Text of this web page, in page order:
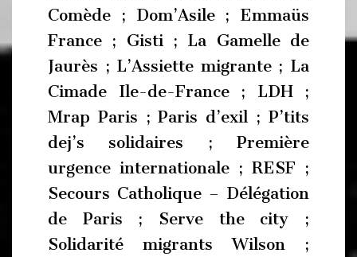
Comède ; Dom’Asile ; Emmaüs
France ; Gisti ; La Gamelle de
Jaurès ; L’Assiette migrante ; La
Cimade Ile-de-France ; LDH ;
Mrap Paris ; Paris d’exil ; P’tits
dej’s solidaires ; Première
urgence internationale ; RESF ;
Secours Catholique – Délégation
de Paris ; Serve the city ;
Solidarité migrants Wilson ;